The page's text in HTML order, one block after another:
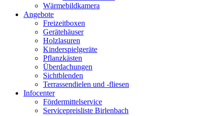
Wärmebildkamera
Angebote
Freizeitboxen
Gerätehäuser
Holzlasuren
Kinderspielgeräte
Pflanzkästen
Überdachungen
Sichtblenden
Terrassendielen und -fliesen
Infocenter
Fördermittelservice
Servicepreisliste Birlenbach